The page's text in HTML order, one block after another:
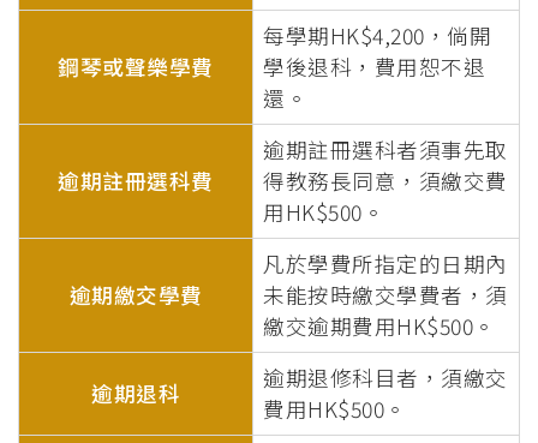
鋼琴或聲樂學費
每學期HK$4,200，倘開
學後退科，費用恕不退
還。
逾期註冊選科費
逾期註冊選科者須事先取
得教務長同意，須繳交費
用HK$500。
逾期繳交學費
凡於學費所指定的日期內
未能按時繳交學費者，須
繳交逾期費用HK$500。
逾期退科
逾期退修科目者，須繳交
費用HK$500。